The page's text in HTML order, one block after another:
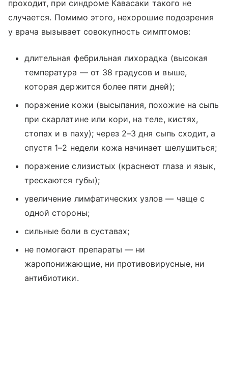
проходит, при синдроме Кавасаки такого не
случается. Помимо этого, нехорошие подозрения
у врача вызывает совокупность симптомов:
длительная фебрильная лихорадка (высокая
температура — от 38 градусов и выше,
которая держится более пяти дней);
поражение кожи (высыпания, похожие на сыпь
при скарлатине или кори, на теле, кистях,
стопах и в паху); через 2–3 дня сыпь сходит, а
спустя 1–2 недели кожа начинает шелушиться;
поражение слизистых (краснеют глаза и язык,
трескаются губы);
увеличение лимфатических узлов — чаще с
одной стороны;
сильные боли в суставах;
не помогают препараты — ни
жаропонижающие, ни противовирусные, ни
антибиотики.